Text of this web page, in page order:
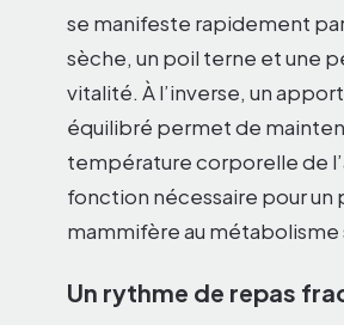
se manifeste rapidement
sèche, un poil terne et une
vitalité. À l’inverse, un
équilibré permet de
température corporelle de
fonction nécessaire pour un
mammifère au métabolisme
Un rythme de repas